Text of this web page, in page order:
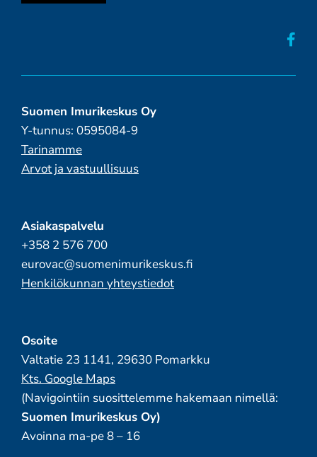
Suomen Imurikeskus Oy
Y-tunnus: 0595084-9
Tarinamme
Arvot ja vastuullisuus
Asiakaspalvelu
+358 2 576 700
eurovac@suomenimurikeskus.fi
Henkilökunnan yhteystiedot
Osoite
Valtatie 23 1141, 29630 Pomarkku
Kts. Google Maps
(Navigointiin suosittelemme hakemaan nimellä:
Suomen Imurikeskus Oy)
Avoinna ma-pe 8 – 16